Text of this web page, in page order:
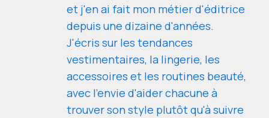
et j'en ai fait mon métier d'éditrice
depuis une dizaine d'années.
J'écris sur les tendances
vestimentaires, la lingerie, les
accessoires et les routines beauté,
avec l'envie d'aider chacune à
trouver son style plutôt qu'à suivre